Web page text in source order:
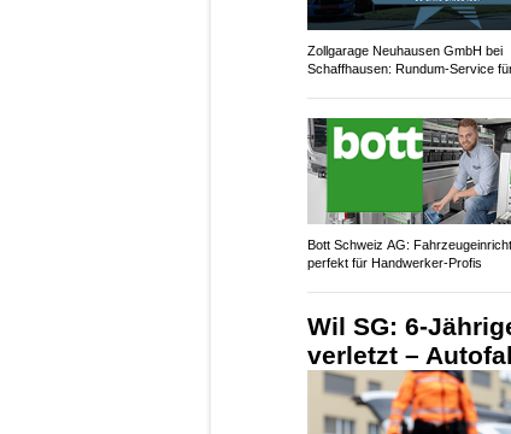
Zollgarage Neuhausen GmbH bei
Schaffhausen: Rundum-Service
Bott Schweiz AG:
perfekt für Handwerker-Profis
Wil SG: 6-
verletzt –